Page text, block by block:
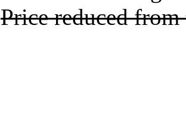
Price reduced from